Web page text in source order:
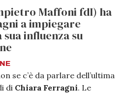
Maffoni fdI) ha
a impiegare
influenza su
se c’è da parlare dell’ultima
di Chiara Ferragni. Le